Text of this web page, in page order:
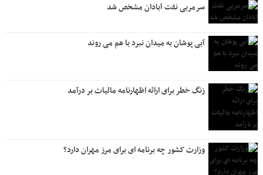
سرمربی نفت آبادان مشخص شد
آبی پوشان به میدان نبرد با هم می روند
زنگ خطر برای ارائه اظهارنامه مالیات بر درآمد
وزارت کشور چه برنامه ای برای مرز مهران دارد؟